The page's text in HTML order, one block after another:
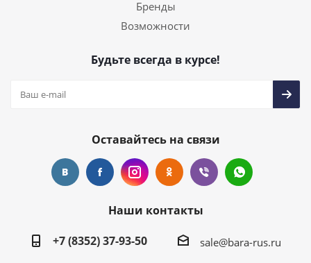
Бренды
Возможности
Будьте всегда в курсе!
Оставайтесь на связи
Наши контакты
+7 (8352) 37-93-50
sale@bara-rus.ru